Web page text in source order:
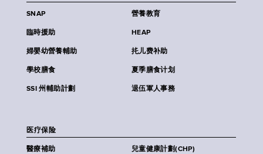
SNAP 營養教育
臨時援助 HEAP
婦嬰幼營養輔助 扥儿费补助
學校膳食 夏季膳食计划
SSI 州輔助計劃 退伍軍人事務
医疗保险
醫療補助 兒童健康計劃(CHP)